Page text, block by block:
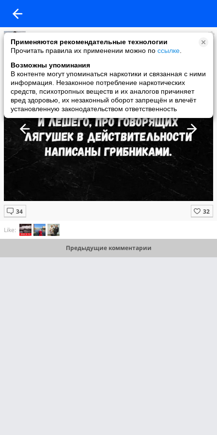
Применяются рекомендательные технологии
Прочитать правила их применении можно по ссылке
Возможны упоминания
В контенте могут упоминаться наркотики и связанная с ними
информация. Незаконное потребление наркотических
средств, психотропных веществ и их аналогов причиняет
вред здоровью, их незаконный оборот запрещён и влечёт
установленную законодательством ответственность
Борис Андреев
added a photo
01 May в 14:21
Like:
Предыдущие комментарии